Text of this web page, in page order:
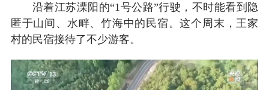
沿着江苏溧阳的“1号公路”行驶，不时能看到隐
匿于山间、水畔、竹海中的民宿。这个周末，王家
村的民宿接待了不少游客。